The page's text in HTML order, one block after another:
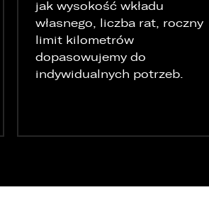
jak wysokość wkładu
własnego, liczba rat, roczny
limit kilometrów
dopasowujemy do
indywidualnych potrzeb.
Parlamentu
takich danych oraz